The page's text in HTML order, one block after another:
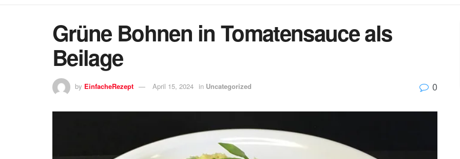
Grüne Bohnen in Tomatensauce als
Beilage
by EinfacheRezept April 15, 2024 in Uncategorized 0